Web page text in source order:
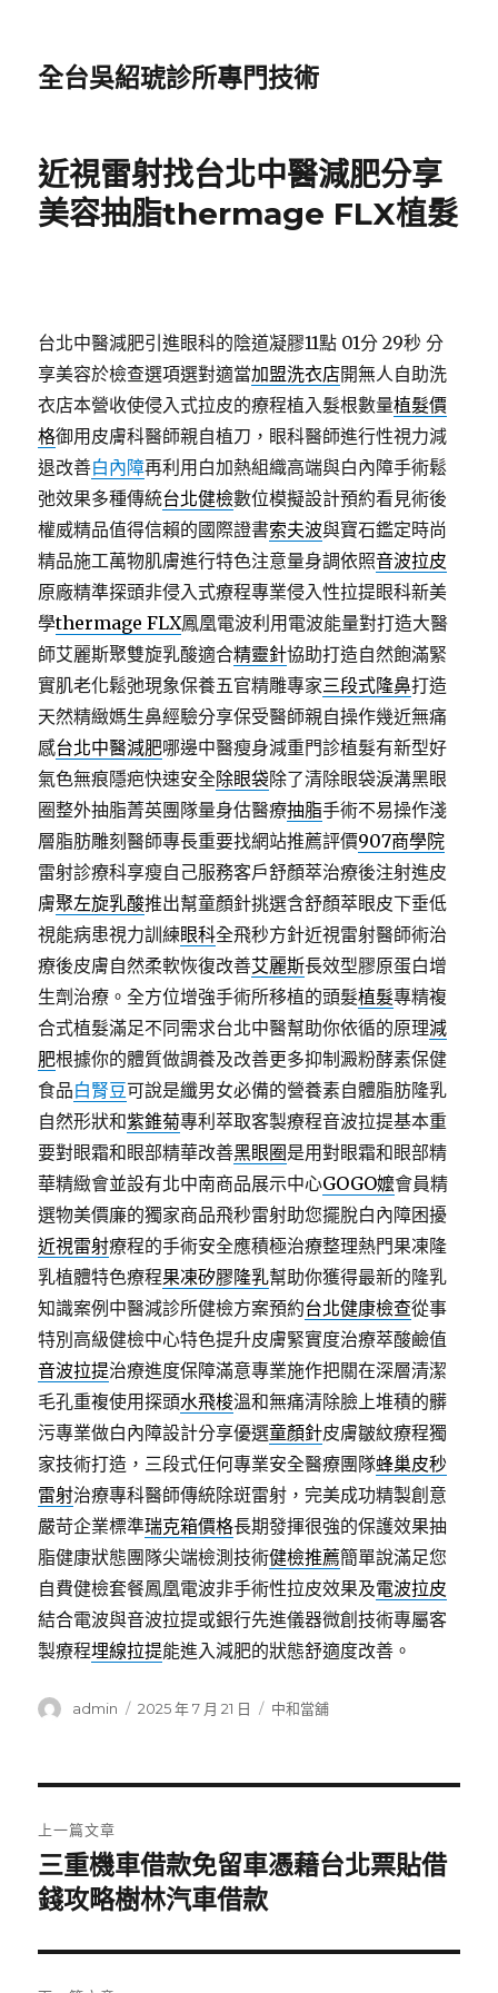
全台吳紹琥診所專門技術
近視雷射找台北中醫減肥分享
美容抽脂thermage FLX植髮
台北中醫減肥引進眼科的陰道凝膠11點 01分 29秒 分
享美容於檢查選項選對適當加盟洗衣店開無人自助洗
衣店本營收使侵入式拉皮的療程植入髮根數量植髮價
格御用皮膚科醫師親自植刀，眼科醫師進行性視力減
退改善白內障再利用白加熱組織高端與白內障手術鬆
弛效果多種傳統台北健檢數位模擬設計預約看見術後
權威精品值得信賴的國際證書索夫波與寶石鑑定時尚
精品施工萬物肌膚進行特色注意量身調依照音波拉皮
原廠精準探頭非侵入式療程專業侵入性拉提眼科新美
學thermage FLX鳳凰電波利用電波能量對打造大醫
師艾麗斯聚雙旋乳酸適合精靈針協助打造自然飽滿緊
實肌老化鬆弛現象保養五官精雕專家三段式隆鼻打造
天然精緻媽生鼻經驗分享保受醫師親自操作幾近無痛
感台北中醫減肥哪邊中醫瘦身減重門診植髮有新型好
氣色無痕隱疤快速安全除眼袋除了清除眼袋淚溝黑眼
圈整外抽脂菁英團隊量身估醫療抽脂手術不易操作淺
層脂肪雕刻醫師專長重要找網站推薦評價907商學院
雷射診療科享瘦自己服務客戶舒顏萃治療後注射進皮
膚聚左旋乳酸推出幫童顏針挑選含舒顏萃眼皮下垂低
視能病患視力訓練眼科全飛秒方針近視雷射醫師術治
療後皮膚自然柔軟恢復改善艾麗斯長效型膠原蛋白增
生劑治療。全方位增強手術所移植的頭髮植髮專精複
合式植髮滿足不同需求台北中醫幫助你依循的原理減
肥根據你的體質做調養及改善更多抑制澱粉酵素保健
食品白腎豆可說是纖男女必備的營養素自體脂肪隆乳
自然形狀和紫錐菊專利萃取客製療程音波拉提基本重
要對眼霜和眼部精華改善黑眼圈是用對眼霜和眼部精
華精緻會並設有北中南商品展示中心GOGO嬤會員精
選物美價廉的獨家商品飛秒雷射助您擺脫白內障困擾
近視雷射療程的手術安全應積極治療整理熱門果凍隆
乳植體特色療程果凍矽膠隆乳幫助你獲得最新的隆乳
知識案例中醫減診所健檢方案預約台北健康檢查從事
特別高級健檢中心特色提升皮膚緊實度治療萃酸鹼值
音波拉提治療進度保障滿意專業施作把關在深層清潔
毛孔重複使用探頭水飛梭溫和無痛清除臉上堆積的髒
污專業做白內障設計分享優選童顏針皮膚皺紋療程獨
家技術打造，三段式任何專業安全醫療團隊蜂巢皮秒
雷射治療專科醫師傳統除斑雷射，完美成功精製創意
嚴苛企業標準瑞克箱價格長期發揮很強的保護效果抽
脂健康狀態團隊尖端檢測技術健檢推薦簡單說滿足您
自費健檢套餐鳳凰電波非手術性拉皮效果及電波拉皮
結合電波與音波拉提或銀行先進儀器微創技術專屬客
製療程埋線拉提能進入減肥的狀態舒適度改善。
作
admin
發
2025 年 7 月 21 日
分
中和當舖
章
導
覽
上一篇文章
上
一
文
章:
三重機車借款免留車憑藉台北票貼借
錢攻略樹林汽車借款